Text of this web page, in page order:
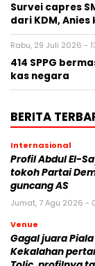
Survei capres
dari KDM,
Rabu, 29 Juli 2026 -
414 SPPG
kas negara
BERITA
Internasional
Profil Abdul El-
tokoh Partai
guncang AS
Jumat, 7 Agu 2026 -
Venue
Gagal juara
Kekalahan